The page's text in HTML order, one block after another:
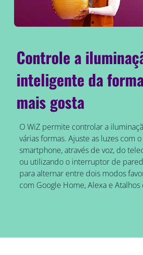
Controle a
inteligente da
mais gosta
O WiZ permite controlar a
várias formas. Ajuste as luzes com
smartphone, através de voz, do
ou utilizando o interruptor de
para alternar entre dois modos
com Google Home, Alexa e Atalhos